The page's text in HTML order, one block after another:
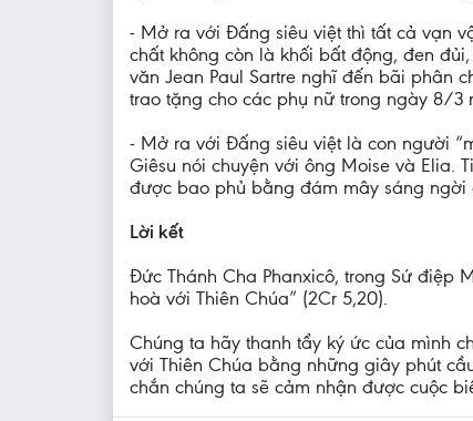
- Mở ra với Đấng siêu việt thì tất cả vạn
chất không còn là khối bất động, đen
văn Jean Paul Sartre nghĩ đến bãi phân
trao tặng cho các phụ nữ trong ngày 8/3
- Mở ra với Đấng siêu việt là con người
Giêsu nói chuyện với ông Moise và Elia.
được bao phủ bằng đám mây sáng ngời
Lời kết
Đức Thánh Cha Phanxicô, trong Sứ điệp
hoà với Thiên Chúa” (2Cr 5,20).
Chúng ta hãy thanh tẩy ký ức của mình
với Thiên Chúa bằng những giây phút
chắn chúng ta sẽ cảm nhận được cuộc